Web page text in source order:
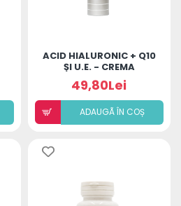
ACID HIALURONIC + Q10
ȘI U.E. - CREMA
REVITALIZANTĂ DE
NOAPTE
49,80Lei
ADAUGÃ ÎN COȘ